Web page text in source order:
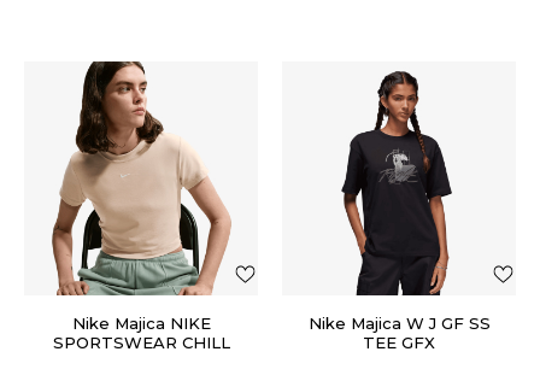
Nike Majica NIKE
SPORTSWEAR CHILL
Nike Majica W J GF SS
TEE GFX